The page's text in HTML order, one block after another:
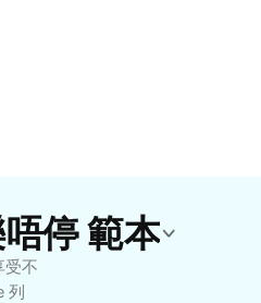
停 範本
受不
列